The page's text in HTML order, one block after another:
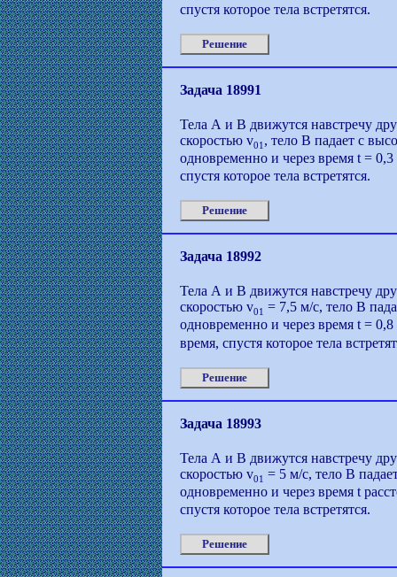
спустя которое тела встретятся.
Решение
Задача 18991
Тела А и В движутся навстречу
скоростью v01 , тело В падает с
одновременно и через время t =
спустя которое тела встретятся.
Решение
Задача 18992
Тела А и В движутся навстречу
скоростью v01 = 7,5 м/с, тело В
одновременно и через время t =
время, спустя которое тела
Решение
Задача 18993
Тела А и В движутся навстречу
скоростью v01 = 5 м/с, тело В
одновременно и через время t
спустя которое тела встретятся.
Решение